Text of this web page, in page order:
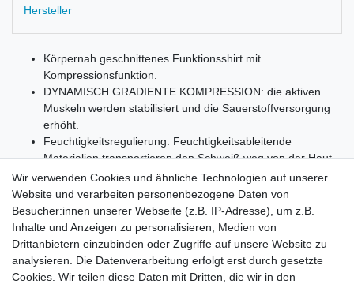
Hersteller
Körpernah geschnittenes Funktionsshirt mit
Kompressionsfunktion.
DYNAMISCH GRADIENTE KOMPRESSION: die aktiven
Muskeln werden stabilisiert und die Sauerstoffversorgung
erhöht.
Feuchtigkeitsregulierung: Feuchtigkeitsableitende
Materialien transportieren den Schweiß weg von der Haut
und lassen ihn nach außen verdunsten.
50+ UV-Schutz
Obermaterial: 76% Nylon, 24% Elasthan
Wir verwenden Cookies und ähnliche Technologien auf unserer
Website und verarbeiten personenbezogene Daten von
Besucher:innen unserer Webseite (z.B. IP-Adresse), um z.B.
Inhalte und Anzeigen zu personalisieren, Medien von
Drittanbietern einzubinden oder Zugriffe auf unsere Website zu
analysieren. Die Datenverarbeitung erfolgt erst durch gesetzte
Cookies. Wir teilen diese Daten mit Dritten, die wir in den